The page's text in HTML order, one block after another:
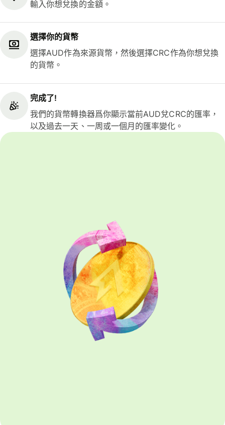
輸入你想兌換的金額。
選擇你的貨幣
選擇AUD作為來源貨幣，然後選擇CRC作為你想兌換
的貨幣。
完成了!
我們的貨幣轉換器爲你顯示當前AUD兌CRC的匯率，
以及過去一天、一周或一個月的匯率變化。